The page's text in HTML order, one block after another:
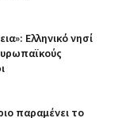
Ελληνικό νησί
παραμένει το